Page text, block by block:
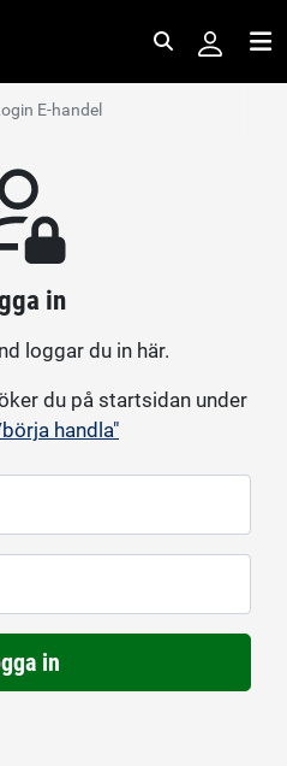
E-handel
in
loggar du in här.
du på startsidan under
handla"
in